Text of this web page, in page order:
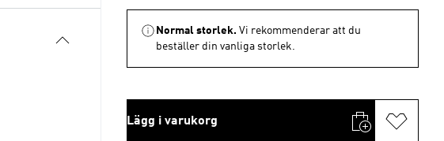
Normal storlek. Vi rekommenderar att du
beställer din vanliga storlek.
Lägg i varukorg